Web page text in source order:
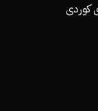
کوردی